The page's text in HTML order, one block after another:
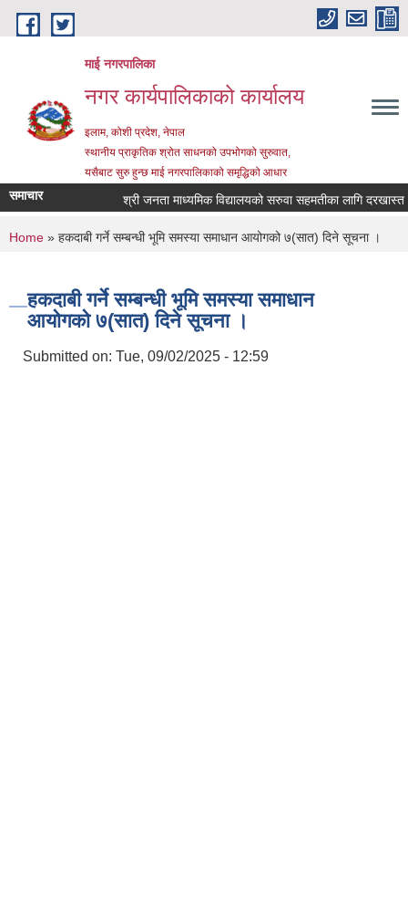
Skip to main content
माई नगरपालिका
नगर कार्यपालिकाको कार्यालय
इलाम, कोशी प्रदेश, नेपाल
स्थानीय प्राकृतिक श्रोत साधनको उपभोगको सुरुवात,
यसैबाट सुरु हुन्छ माई नगरपालिकाको समृद्धिको आधार
समाचार श्री जनता माध्यमिक विद्यालयको सरुवा सहमतीका लागि दरखास्त
You are here
Home » हकदाबी गर्ने सम्बन्धी भूमि समस्या समाधान आयोगको ७(सात) दिने सूचना ।
हकदाबी गर्ने सम्बन्धी भूमि समस्या समाधान
आयोगको ७(सात) दिने सूचना ।
Submitted on: Tue, 09/02/2025 - 12:59